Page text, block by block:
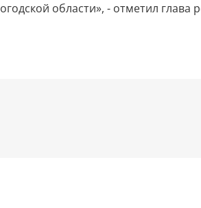
области», - отметил глава